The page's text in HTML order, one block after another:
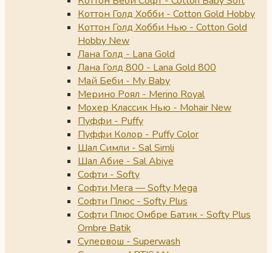
Коттон Голд Хобби - Cotton Gold Hobby
Коттон Голд Хобби Нью - Cotton Gold
Hobby New
Лана Голд - Lana Gold
Лана Голд 800 - Lana Gold 800
Май Беби - My Baby
Мерино Роял - Merino Royal
Мохер Классик Нью - Mohair New
Пуффи - Puffy
Пуффи Колор - Puffy Color
Шал Симли - Sal Simli
Шал Абие - Sal Abiye
Софти - Softy
Софти Мега — Softy Mega
Софти Плюс - Softy Plus
Софти Плюс Омбре Батик - Softy Plus
Ombre Batik
Супервош - Superwash